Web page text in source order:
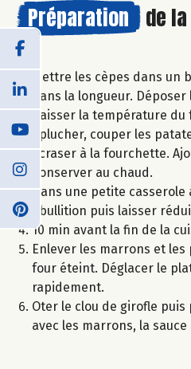
Préparation de la
Mettre les cèpes dans un
dans la longueur.
Baisser la température du
Eplucher, couper les
écraser à la fourchette.
Conserver au chaud.
Dans une petite
ébullition puis laisser
10 min avant la fin de la
Enlever les marrons et
four éteint. Déglacer le
rapidement.
Oter le clou de girofle
avec les marrons, la